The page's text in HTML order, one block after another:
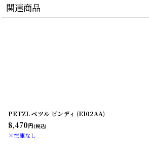
関連商品
PETZL ペツル ビンディ (E102AA)
8,470円(税込)
×在庫なし